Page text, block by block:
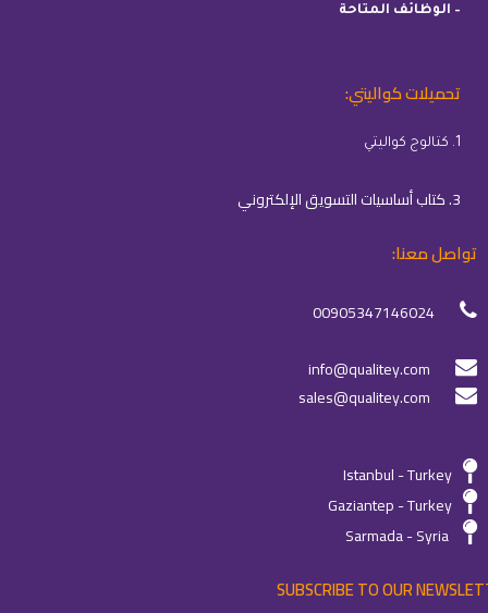
– الوظائف المتاحة
تحميلات كواليتي:
1. كتالوج كواليتي
3. كتاب أساسيات التسويق الإلكتروني
تواصل معنا:
00905347146024
info@qualitey.com
sales@qualitey.com
Istanbul - Turkey
Gaziantep - Turkey
Sarmada - Syria
SUBSCRIBE TO OUR